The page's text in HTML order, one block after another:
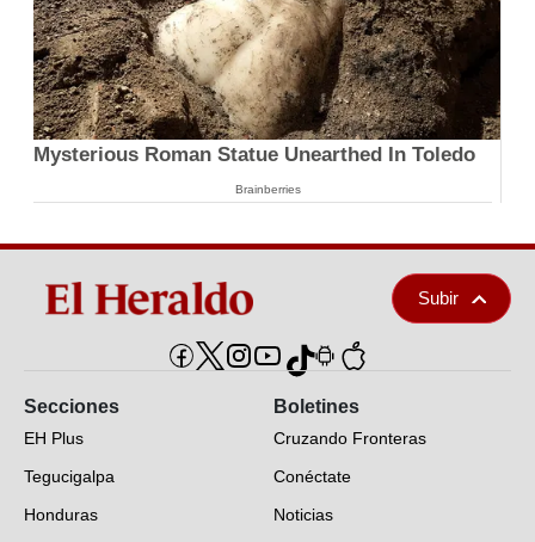
Mysterious Roman Statue Unearthed In Toledo
Brainberries
Subir
Secciones
EH Plus
Tegucigalpa
Honduras
Boletines
Cruzando Fronteras
Conéctate
Noticias